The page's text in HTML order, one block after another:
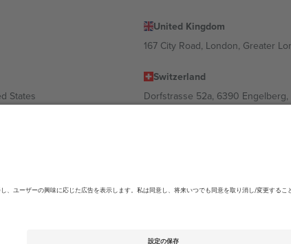
United Kingdom
167 City Road, London, Greater
States
Switzerland
Dorfstrasse 52a, 6390
de México, CDMX, Mexico